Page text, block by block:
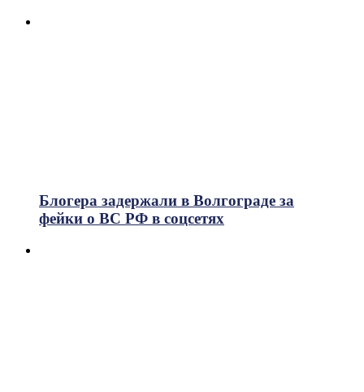
Блогера задержали в Волгограде за
фейки о ВС РФ в соцсетях